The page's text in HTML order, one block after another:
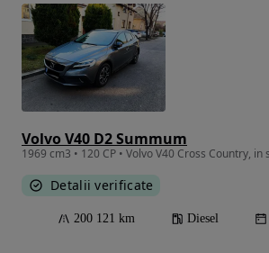
Volvo V40 D2 Summum
Detalii verificate
200 121 km Diesel